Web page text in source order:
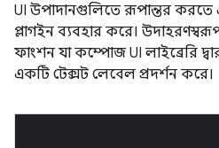
UI উপাদানগুলিতে রূপান্তর
প্লাগইন ব্যবহার করে।
ফাংশন যা কম্পোজ UI লাইব্রেরি
একটি টেক্সট লেবেল প্রদর্শন করে।